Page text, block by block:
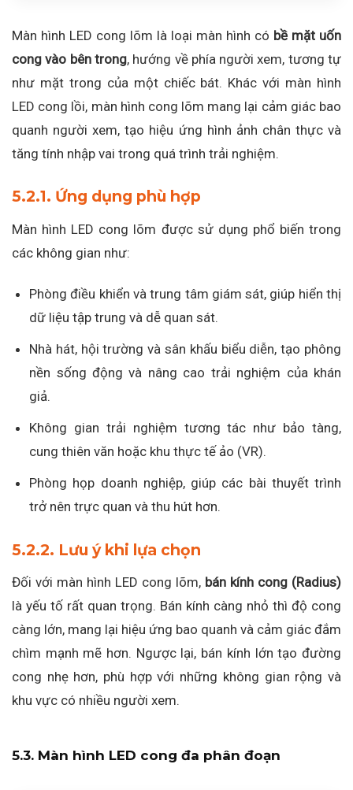
Màn hình LED cong lõm là loại màn hình có bề mặt uốn
cong vào bên trong, hướng về phía người xem, tương tự
như mặt trong của một chiếc bát. Khác với màn hình
LED cong lồi, màn hình cong lõm mang lại cảm giác bao
quanh người xem, tạo hiệu ứng hình ảnh chân thực và
tăng tính nhập vai trong quá trình trải nghiệm.
5.2.1. Ứng dụng phù hợp
Màn hình LED cong lõm được sử dụng phổ biến trong
các không gian như:
Phòng điều khiển và trung tâm giám sát, giúp hiển thị
dữ liệu tập trung và dễ quan sát.
Nhà hát, hội trường và sân khấu biểu diễn, tạo phông
nền sống động và nâng cao trải nghiệm của khán
giả.
Không gian trải nghiệm tương tác như bảo tàng,
cung thiên văn hoặc khu thực tế ảo (VR).
Phòng họp doanh nghiệp, giúp các bài thuyết trình
trở nên trực quan và thu hút hơn.
5.2.2. Lưu ý khi lựa chọn
Đối với màn hình LED cong lõm, bán kính cong (Radius)
là yếu tố rất quan trọng. Bán kính càng nhỏ thì độ cong
càng lớn, mang lại hiệu ứng bao quanh và cảm giác đắm
chìm mạnh mẽ hơn. Ngược lại, bán kính lớn tạo đường
cong nhẹ hơn, phù hợp với những không gian rộng và
khu vực có nhiều người xem.
5.3. Màn hình LED cong đa phân đoạn